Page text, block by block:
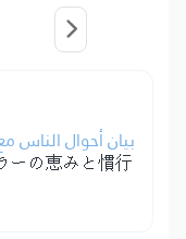
بيان أحوال الناس
ーの恵みと慣行